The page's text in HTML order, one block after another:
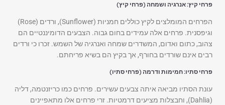
פרחי קיץ: אנרגיה ושמחה (פרחי קיץ)
הפרחים המומלצים לקיץ כוללים חמניות (Sunflower), ורדים (Rose)
וגיפסנית. פרחים אלה עמידים בחום גבוה. הצבעים הדומיננטיים הם
צהוב, כתום ואדום, המשדרים שמחה ואנרגיה של השמש. זכרו כי ורדים
רבים אינם שורדים בחורף, אך בקיץ הם בשיא פריחתם.
פרחי סתיו: חמימות ודרמה (פרחי סתיו)
עונת הסתיו מביאה איתה צבעים עשירים. פרחים כמו כריזנטמה, דליה
(Dahlia), וחבצלות מציעים דרמטיות. זרי פרחים אלו מתאפיינים